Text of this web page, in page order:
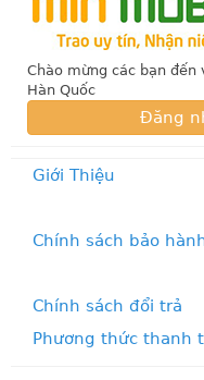
Chào mừng các bạn
Hàn Quốc
Đăng
Giới Thiệu
Chính sách bảo
Chính sách đổi trả
Phương thức thanh